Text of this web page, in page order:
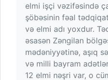
elmi işçi vəzifəsində
şöbəsinin fəal
və elmi adı yoxdur.
əsasən Zəngilan
mədəniyyətinə, aşıq
və milli bayram
12 elmi nəşri var, o